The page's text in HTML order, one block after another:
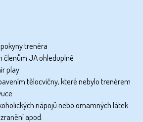
trenéra
členům JA ohleduplně
play
tělocvičny, které nebylo trenérem
nápojů nebo omamných látek
apod.